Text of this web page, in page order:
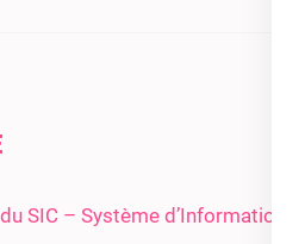
SIC – Système d’Information